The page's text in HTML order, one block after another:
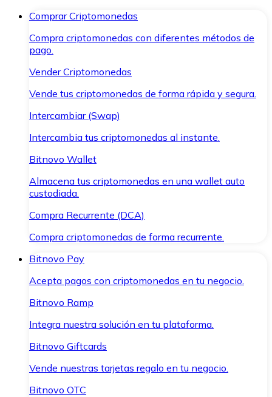
Comprar Criptomonedas
Compra criptomonedas con diferentes métodos de
pago.
Vender Criptomonedas
Vende tus criptomonedas de forma rápida y segura.
Intercambiar (Swap)
Intercambia tus criptomonedas al instante.
Bitnovo Wallet
Almacena tus criptomonedas en una wallet auto
custodiada.
Compra Recurrente (DCA)
Compra criptomonedas de forma recurrente.
Bitnovo Pay
Acepta pagos con criptomonedas en tu negocio.
Bitnovo Ramp
Integra nuestra solución en tu plataforma.
Bitnovo Giftcards
Vende nuestras tarjetas regalo en tu negocio.
Bitnovo OTC